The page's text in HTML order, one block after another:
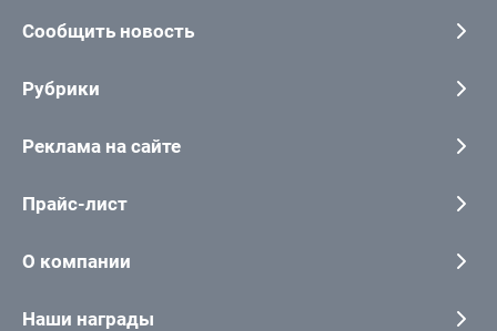
Сообщить новость
Рубрики
Реклама на сайте
Прайс-лист
О компании
Наши награды